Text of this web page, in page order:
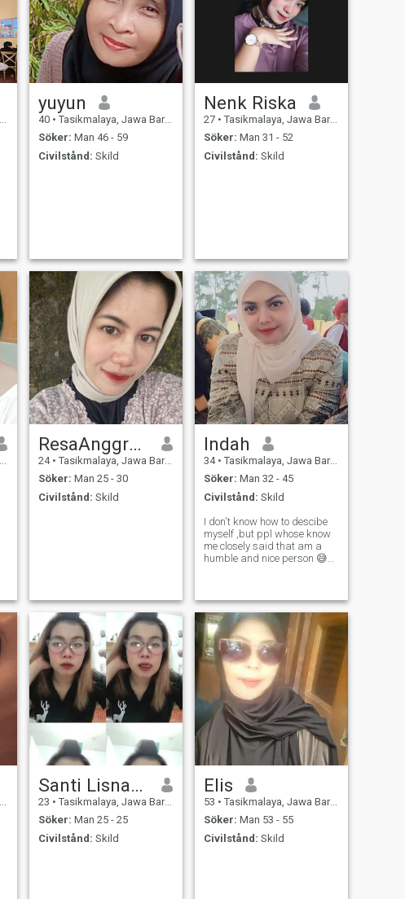
yuyun
40 • Tasikmalaya, Jawa Barat, Indonesien
Söker: Man 46 - 59
Civilstånd: Skild
Nenk Riska
27 • Tasikmalaya, Jawa Barat, Indonesien
Söker: Man 31 - 52
Civilstånd: Skild
ResaAnggraeni
24 • Tasikmalaya, Jawa Barat, Indonesien
Söker: Man 25 - 30
Civilstånd: Skild
Indah
34 • Tasikmalaya, Jawa Barat, Indonesien
Söker: Man 32 - 45
Civilstånd: Skild
I don't know how to descibe
myself ,but ppl whose know
me closely said that am a
humble and nice person 😅
Santi Lisnawati
23 • Tasikmalaya, Jawa Barat, Indonesien
Söker: Man 25 - 25
Civilstånd: Skild
Elis
53 • Tasikmalaya, Jawa Barat, Indonesien
Söker: Man 53 - 55
Civilstånd: Skild